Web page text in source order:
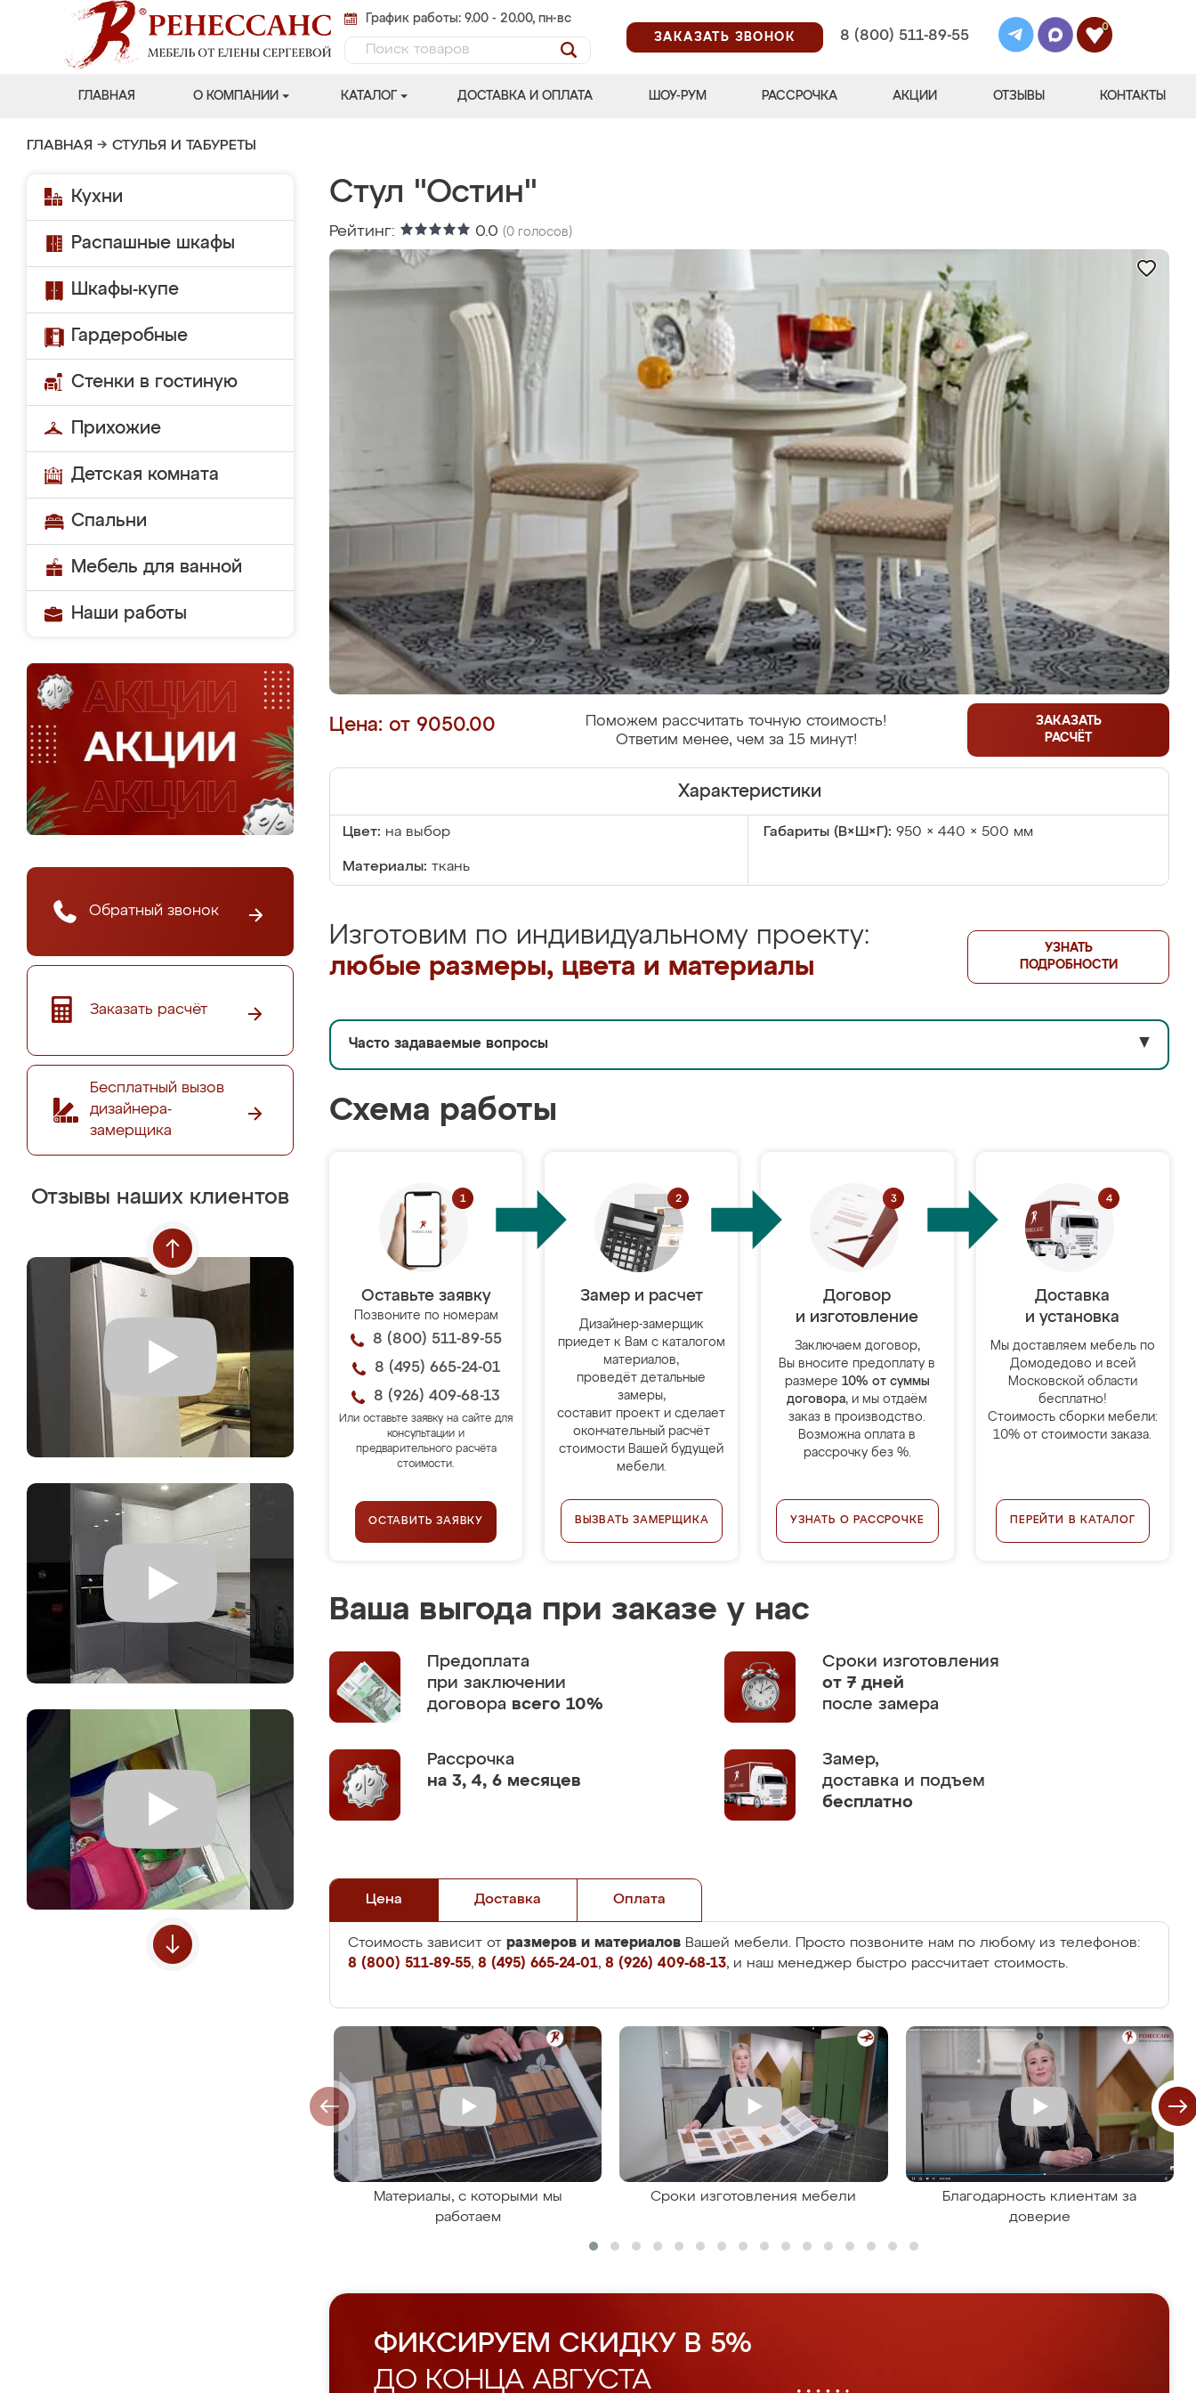
График работы: 9.00 - 20.00, пн-вс
ЗАКАЗАТЬ ЗВОНОК
8 (800) 511-89-55
0
ГЛАВНАЯ О КОМПАНИИ КАТАЛОГ ДОСТАВКА И ОПЛАТА ШОУ-РУМ РАССРОЧКА АКЦИИ ОТЗЫВЫ КОНТАКТЫ
ГЛАВНАЯ → СТУЛЬЯ И ТАБУРЕТЫ
Кухни
Распашные шкафы
Шкафы-купе
Гардеробные
Стенки в гостиную
Прихожие
Детская комната
Спальни
Мебель для ванной
Наши работы
Обратный звонок
Заказать расчёт
Бесплатный вызов
дизайнера-
замерщика
Отзывы наших клиентов
Стул "Остин"
Рейтинг: 0.0 (0 голосов)
Цена: от 9050.00
Поможем рассчитать точную стоимость!
Ответим менее, чем за 15 минут!
ЗАКАЗАТЬ
РАСЧЁТ
Характеристики
Цвет: на выбор Габариты (В×Ш×Г): 950 × 440 × 500 мм
Материалы: ткань
Изготовим по индивидуальному проекту:
любые размеры, цвета и материалы
УЗНАТЬ
ПОДРОБНОСТИ
Часто задаваемые вопросы ▼
Схема работы
Оставьте заявку
Позвоните по номерам
8 (800) 511-89-55
8 (495) 665-24-01
8 (926) 409-68-13
Или оставьте заявку на сайте для
консультации и
предварительного расчёта
стоимости.
ОСТАВИТЬ ЗАЯВКУ
Замер и расчет
Дизайнер-замерщик
приедет к Вам с каталогом
материалов,
проведёт детальные
замеры,
составит проект и сделает
окончательный расчёт
стоимости Вашей будущей
мебели.
ВЫЗВАТЬ ЗАМЕРЩИКА
Договор
и изготовление
Заключаем договор,
Вы вносите предоплату в
размере 10% от суммы
договора, и мы отдаём
заказ в производство.
Возможна оплата в
рассрочку без %.
УЗНАТЬ О РАССРОЧКЕ
Доставка
и установка
Мы доставляем мебель по
Домодедово и всей
Московской области
бесплатно!
Стоимость сборки мебели:
10% от стоимости заказа.
ПЕРЕЙТИ В КАТАЛОГ
Ваша выгода при заказе у нас
Предоплата
при заключении
договора всего 10%
Сроки изготовления
от 7 дней
после замера
Рассрочка
на 3, 4, 6 месяцев
Замер,
доставка и подъем
бесплатно
Цена Доставка Оплата
Стоимость зависит от размеров и материалов Вашей мебели. Просто позвоните нам по любому из телефонов:
8 (800) 511-89-55, 8 (495) 665-24-01, 8 (926) 409-68-13, и наш менеджер быстро рассчитает стоимость.
Материалы, с которыми мы
работаем
Сроки изготовления мебели
Благодарность клиентам за
доверие
ФИКСИРУЕМ СКИДКУ В 5%
ДО КОНЦА АВГУСТА